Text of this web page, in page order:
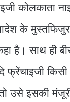
कोलकाता
के
है। साथ ही
फ्रेंचाइजी
उसे इसकी